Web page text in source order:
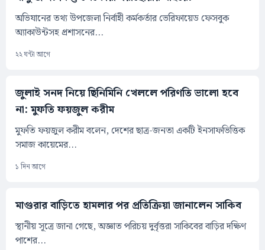
অভিযানের তথ্য উপজেলা নির্বাহী কর্মকর্তার ভেরিফায়েড ফেসবুক
অ্যাকাউন্টসহ প্রশাসনের...
২২ ঘন্টা আগে
জুলাই সনদ নিয়ে ছিনিমিনি খেললে পরিণতি ভালো হবে
না: মুফতি ফয়জুল করীম
মুফতি ফয়জুল করীম বলেন, দেশের ছাত্র-জনতা একটি ইনসাফভিত্তিক
সমাজ কায়েমের...
১ দিন আগে
মাগুরার বাড়িতে হামলার পর প্রতিক্রিয়া জানালেন সাকিব
স্থানীয় সূত্রে জানা গেছে, অজ্ঞাত পরিচয় দুর্বৃত্তরা সাকিবের বাড়ির দক্ষিণ
পাশের...